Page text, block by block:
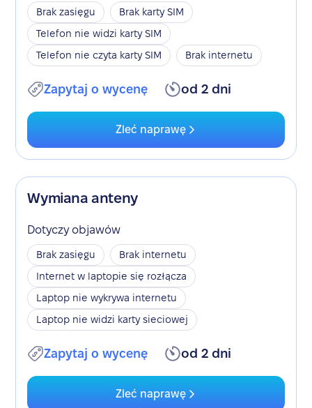
Brak zasięgu
Brak karty SIM
Telefon nie widzi karty SIM
Telefon nie czyta karty SIM
Brak internetu
Zapytaj o wycenę od 2 dni
Zleć naprawę
Wymiana anteny
Dotyczy objawów
Brak zasięgu
Brak internetu
Internet w laptopie się rozłącza
Laptop nie wykrywa internetu
Laptop nie widzi karty sieciowej
Zapytaj o wycenę od 2 dni
Zleć naprawę